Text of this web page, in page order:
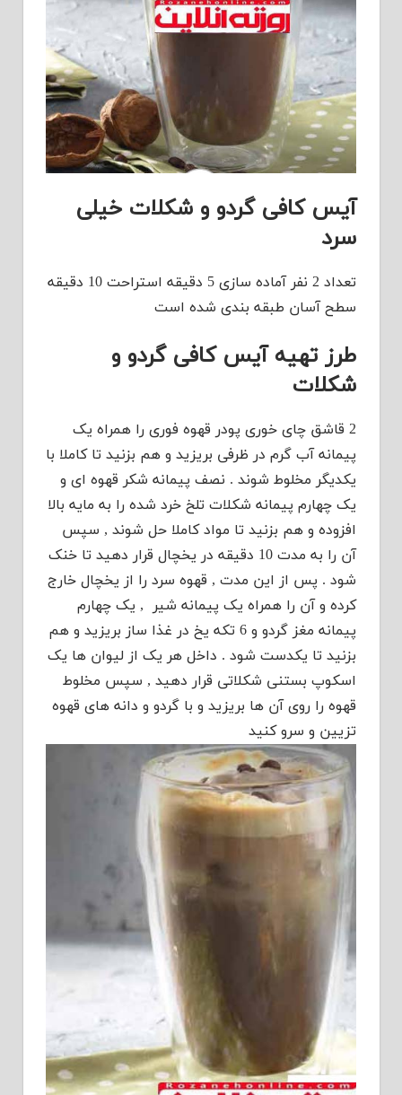
آیس کافی گردو و شکلات خیلی
سرد
تعداد 2 نفر آماده سازی 5 دقیقه استراحت 10 دقیقه
سطح آسان طبقه بندی شده است
طرز تهیه آیس کافی گردو و
شکلات
2 قاشق چای خوری پودر قهوه فوری را همراه یک
پیمانه آب گرم در ظرفی بریزید و هم بزنید تا کاملا با
یکدیگر مخلوط شوند . نصف پیمانه شکر قهوه ای و
یک چهارم پیمانه شکلات تلخ خرد شده را به مایه بالا
افزوده و هم بزنید تا مواد کاملا حل شوند , سپس
آن را به مدت 10 دقیقه در یخچال قرار دهید تا خنک
شود . پس از این مدت , قهوه سرد را از یخچال خارج
کرده و آن را همراه یک پیمانه شیر , یک چهارم
پیمانه مغز گردو و 6 تکه یخ در غذا ساز بریزید و هم
بزنید تا یکدست شود . داخل هر یک از لیوان ها یک
اسکوپ بستنی شکلاتی قرار دهید , سپس مخلوط
قهوه را روی آن ها بریزید و با گردو و دانه های قهوه
تزیین و سرو کنید